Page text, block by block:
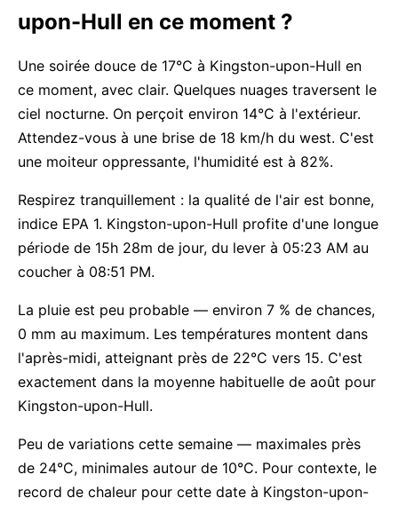
upon-Hull en ce moment ?
Une soirée douce de 17°C à Kingston-upon-Hull en
ce moment, avec clair. Quelques nuages traversent le
ciel nocturne. On perçoit environ 14°C à l'extérieur.
Attendez-vous à une brise de 18 km/h du west. C'est
une moiteur oppressante, l'humidité est à 82%.
Respirez tranquillement : la qualité de l'air est bonne,
indice EPA 1. Kingston-upon-Hull profite d'une longue
période de 15h 28m de jour, du lever à 05:23 AM au
coucher à 08:51 PM.
La pluie est peu probable — environ 7 % de chances,
0 mm au maximum. Les températures montent dans
l'après-midi, atteignant près de 22°C vers 15. C'est
exactement dans la moyenne habituelle de août pour
Kingston-upon-Hull.
Peu de variations cette semaine — maximales près
de 24°C, minimales autour de 10°C. Pour contexte, le
record de chaleur pour cette date à Kingston-upon-